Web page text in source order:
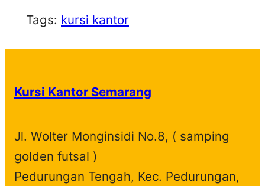
Tags: kursi kantor
Kursi Kantor Semarang
Jl. Wolter Monginsidi No.8, ( samping
golden futsal )
Pedurungan Tengah, Kec. Pedurungan,